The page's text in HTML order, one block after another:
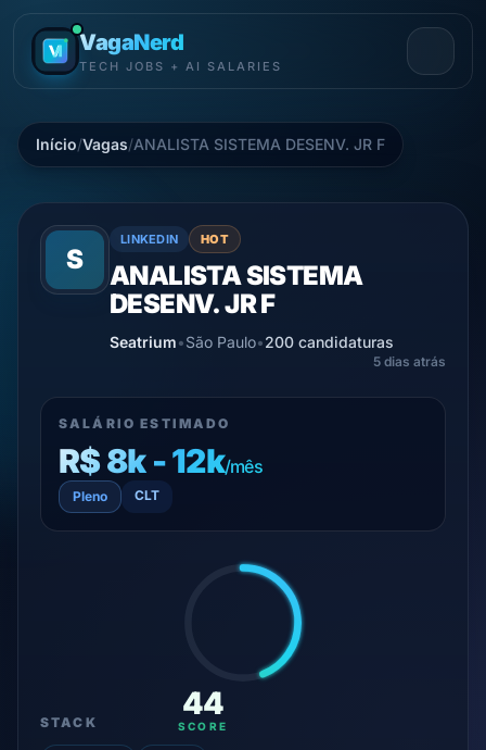
VagaNerd
TECH JOBS + AI SALARIES
Início/Vagas/ANALISTA SISTEMA DESENV. JR F
S
LINKEDIN HOT
ANALISTA SISTEMA
DESENV. JR F
Seatrium•São Paulo•200 candidaturas
5 dias atrás
SALÁRIO ESTIMADO
R$ 8k - 12k/mês
Pleno CLT
44
SCORE
STACK